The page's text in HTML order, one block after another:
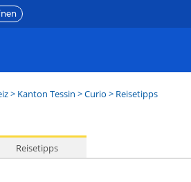
> Kanton Tessin >Curio > Reisetipps
Reisetipps